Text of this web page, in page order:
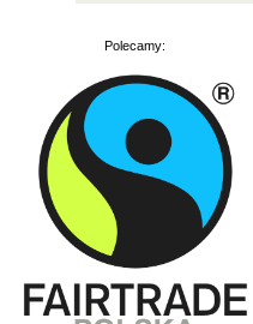
Polecamy: